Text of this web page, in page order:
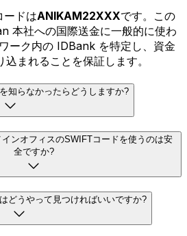
ドはANIKAM22XXXです。この
本社への国際送金に一般的に使わ
ーク内の IDBank を特定し、資金
まれることを保証します。
知らなかったらどうしますか?
ンオフィスのSWIFTコードを使うのは安
全ですか?
どうやって見つければいいですか?